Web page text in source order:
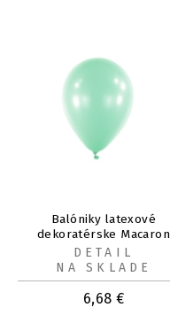
Balóniky latexové
dekoratérske Macaron
Honey Dew 13 cm 100 ks
6,68 €
DETAIL
NA SKLADE